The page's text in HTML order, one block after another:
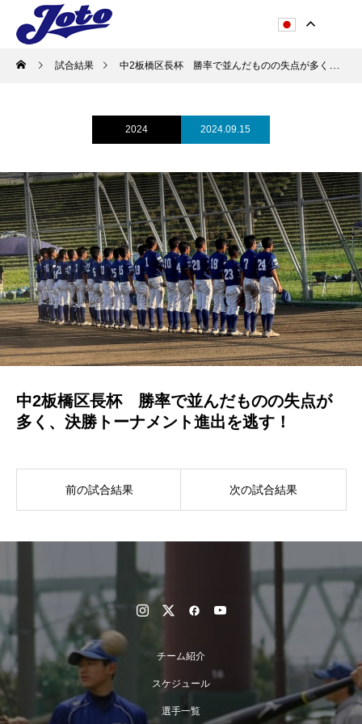
試合結果 中2板橋区長杯 勝率で並んだものの失点が多く、決勝トーナメント進出を逃す！
2024 2024.09.15
中2板橋区長杯 勝率で並んだものの失点が
多く、決勝トーナメント進出を逃す！
前の試合結果 次の試合結果
チーム紹介
スケジュール
選手一覧